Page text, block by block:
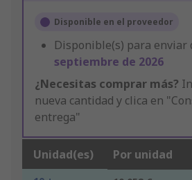
Disponible en el proveedor
Disponible(s) para enviar
septiembre de 2026
¿Necesitas comprar más?
nueva cantidad y clica en
entrega"
Unidad(es) Por unidad